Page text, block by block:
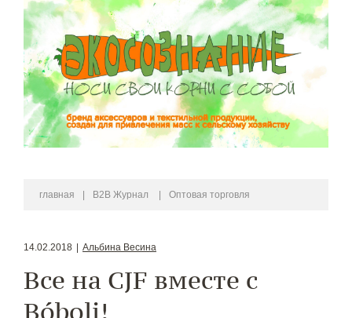
главная B2B Журнал Оптовая торговля
14.02.2018 Альбина Весина
Все на CJF вместе с